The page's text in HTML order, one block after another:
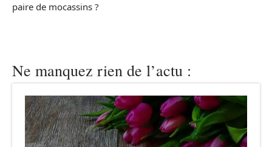
paire de mocassins ?
Ne manquez rien de l’actu :